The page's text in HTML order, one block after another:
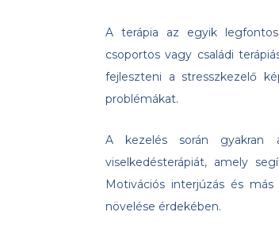
A terápia az egyik
csoportos vagy családi
fejleszteni a stresszkezelő
problémákat.
A kezelés során gyakran
viselkedésterápiát, amely
Motivációs interjúzás és
növelése érdekében.